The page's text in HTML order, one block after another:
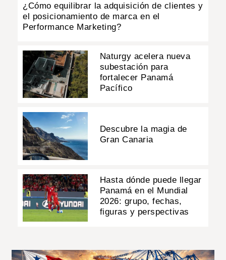
¿Cómo equilibrar la adquisición de clientes y
el posicionamiento de marca en el
Performance Marketing?
Naturgy acelera nueva
subestación para
fortalecer Panamá
Pacífico
Descubre la magia de
Gran Canaria
Hasta dónde puede llegar
Panamá en el Mundial
2026: grupo, fechas,
figuras y perspectivas